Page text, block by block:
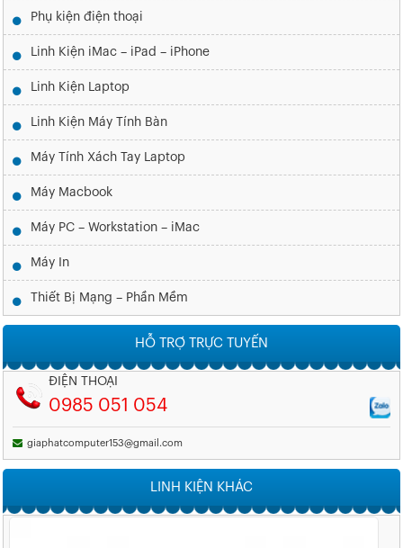
Phụ kiện điện thoại
Linh Kiện iMac – iPad – iPhone
Linh Kiện Laptop
Linh Kiện Máy Tính Bàn
Máy Tính Xách Tay Laptop
Máy Macbook
Máy PC – Workstation – iMac
Máy In
Thiết Bị Mạng – Phần Mềm
HỖ TRỢ TRỰC TUYẾN
ĐIỆN THOẠI
0985 051 054
giaphatcomputer153@gmail.com
LINH KIỆN KHÁC